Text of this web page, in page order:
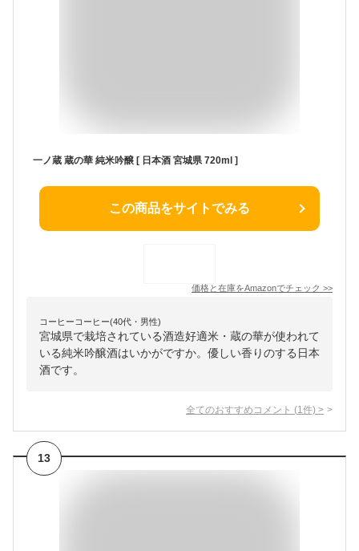
一ノ蔵 蔵の華 純米吟醸 [ 日本酒 宮城県 720ml ]
この商品をサイトでみる
価格と在庫をAmazonでチェック >>
コーヒーコーヒー(40代・男性)
宮城県で栽培されている酒造好適米・蔵の華が使われて
いる純米吟醸酒はいかがですか。優しい香りのする日本
酒です。
全てのおすすめコメント (1 件) >
13